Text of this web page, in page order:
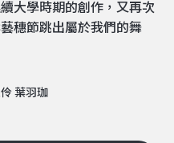
大學時期的創作，又再次
穗節跳出屬於我們的舞
葉羽珈